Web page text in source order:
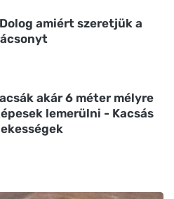
amiért szeretjük a
akár 6 méter mélyre
lemerülni - Kacsás